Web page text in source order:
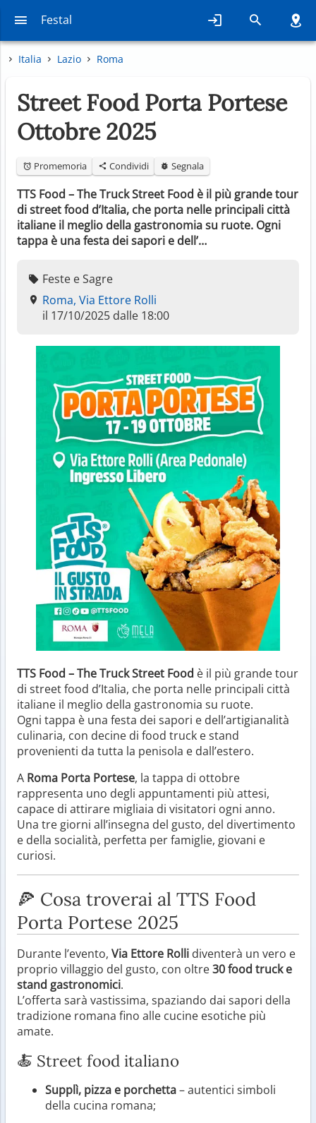
Festal
Italia Lazio Roma
Street Food Porta Portese
Ottobre 2025
Promemoria Condividi Segnala
TTS Food – The Truck Street Food è il più grande tour
di street food d’Italia, che porta nelle principali città
italiane il meglio della gastronomia su ruote. Ogni
tappa è una festa dei sapori e dell’…
Feste e Sagre
Roma, Via Ettore Rolli
il 17/10/2025 dalle 18:00
TTS Food – The Truck Street Food è il più grande tour
di street food d’Italia, che porta nelle principali città
italiane il meglio della gastronomia su ruote.
Ogni tappa è una festa dei sapori e dell’artigianalità
culinaria, con decine di food truck e stand
provenienti da tutta la penisola e dall’estero.
A Roma Porta Portese, la tappa di ottobre
rappresenta uno degli appuntamenti più attesi,
capace di attirare migliaia di visitatori ogni anno.
Una tre giorni all’insegna del gusto, del divertimento
e della socialità, perfetta per famiglie, giovani e
curiosi.
🍕 Cosa troverai al TTS Food
Porta Portese 2025
Durante l’evento, Via Ettore Rolli diventerà un vero e
proprio villaggio del gusto, con oltre30 food truck e
stand gastronomici.
L’offerta sarà vastissima, spaziando dai sapori della
tradizione romana fino alle cucine esotiche più
amate.
🍝 Street food italiano
Supplì, pizza e porchetta– autentici simboli
della cucina romana;